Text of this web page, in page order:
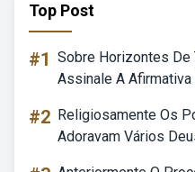
Top Post
#1 Sobre Horizontes De
Assinale A Afirmativa
#2 Religiosamente Os
Adoravam Vários